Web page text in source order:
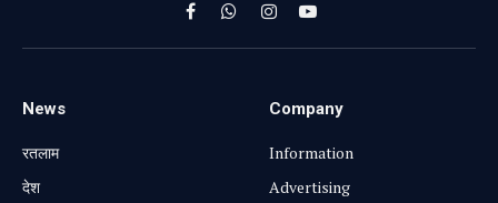
FacebookWhatsApp
InstagramYouTube
News
रतलाम
⁠देश
Company
Information
Advertising